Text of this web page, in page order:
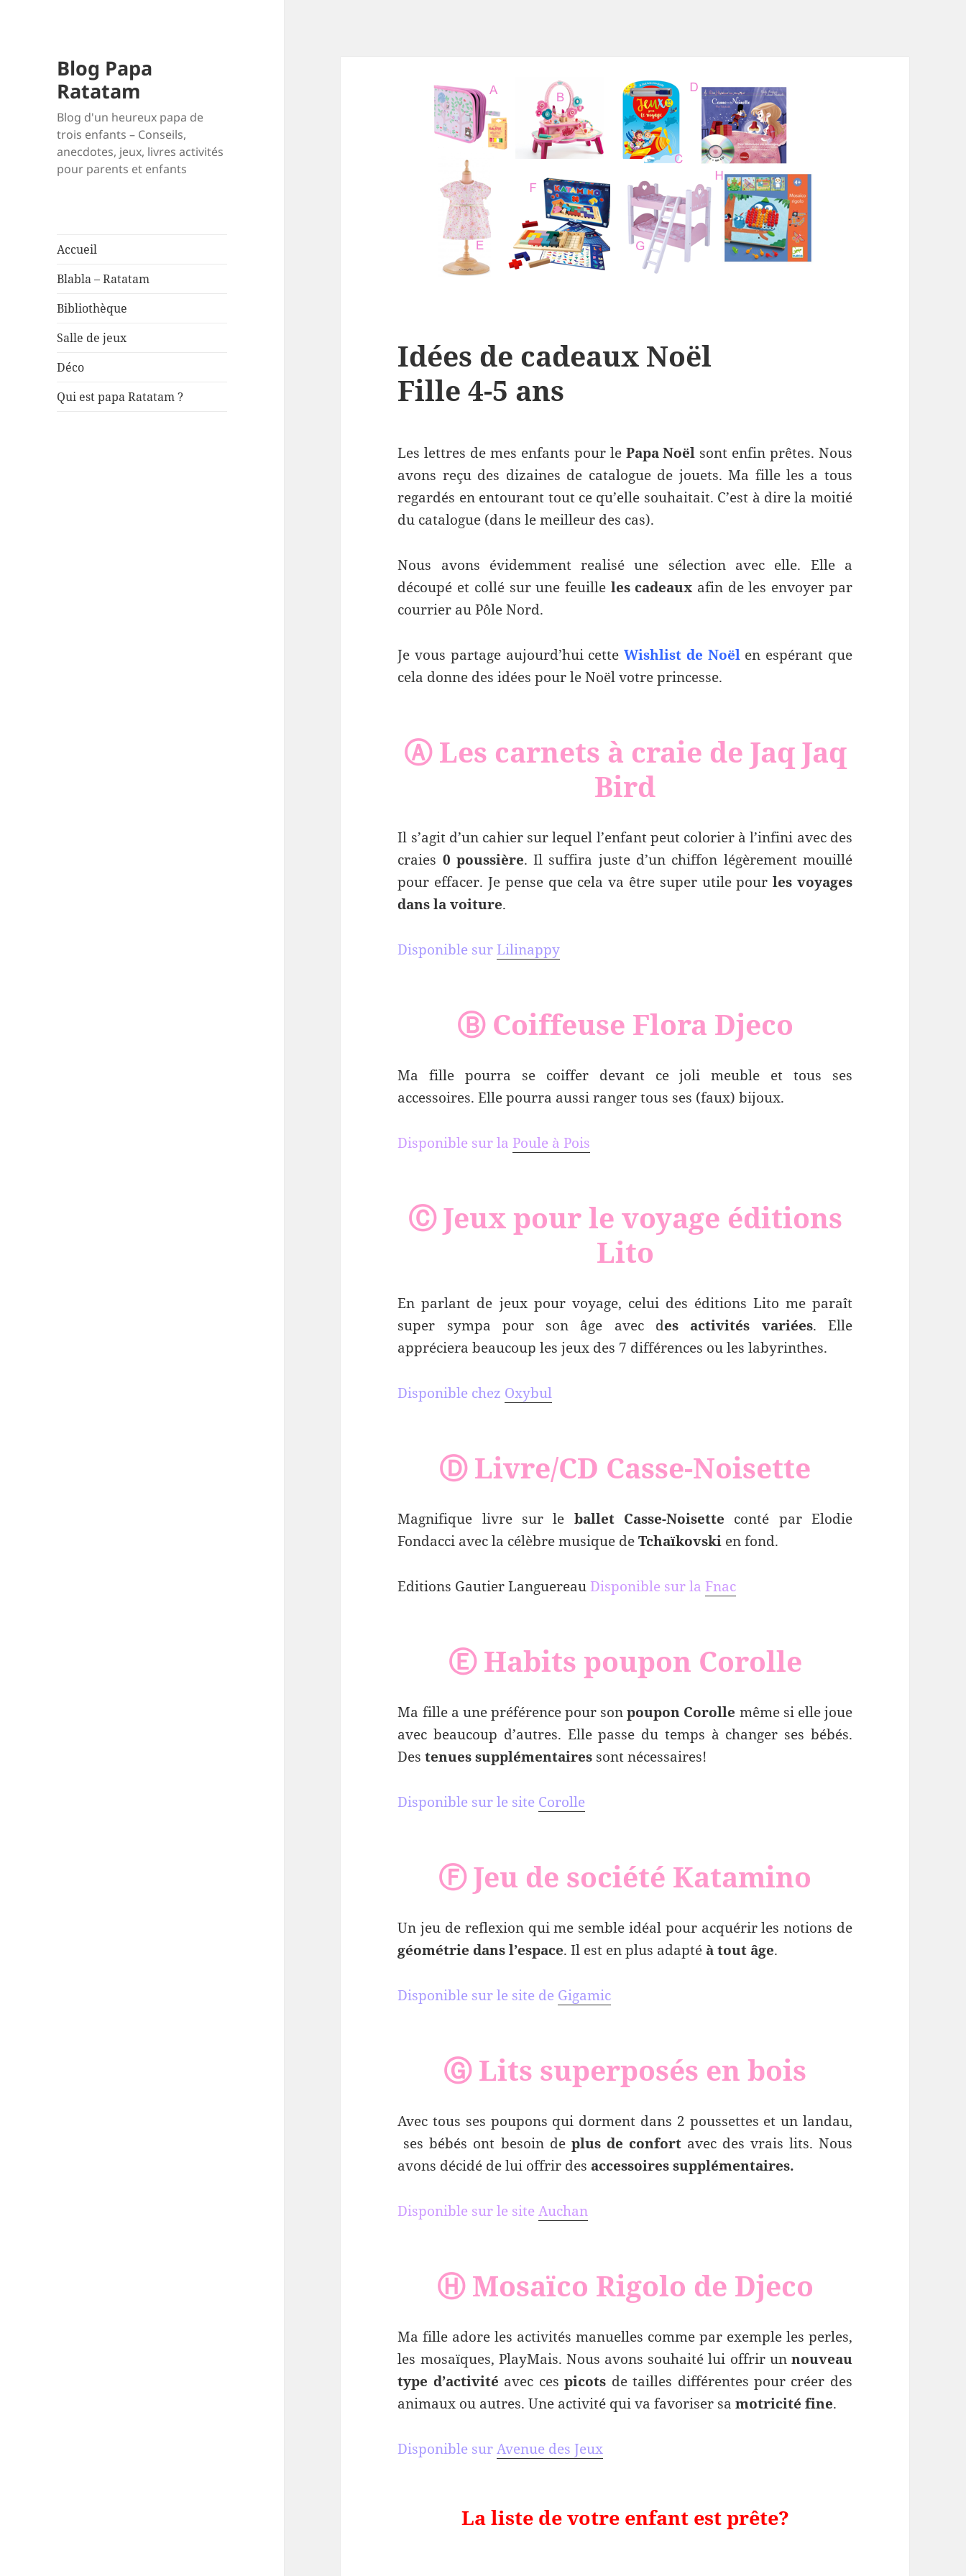
Blog Papa
Ratatam
Blog d'un heureux papa de
trois enfants – Conseils,
anecdotes, jeux, livres activités
pour parents et enfants
Accueil
Blabla – Ratatam
Bibliothèque
Salle de jeux
Déco
Qui est papa Ratatam ?
Idées de cadeaux Noël
Fille 4-5 ans
Les lettres de mes enfants pour le Papa Noël sont enfin prêtes. Nous
avons reçu des dizaines de catalogue de jouets. Ma fille les a tous
regardés en entourant tout ce qu’elle souhaitait. C’est à dire la moitié
du catalogue (dans le meilleur des cas).
Nous avons évidemment realisé une sélection avec elle. Elle a
découpé et collé sur une feuille les cadeauxafin de les envoyer par
courrier au Pôle Nord.
Je vous partage aujourd’hui cetteWishlist de Noëlen espérant que
cela donne des idées pour le Noël votre princesse.
Ⓐ Les carnets à craie de Jaq Jaq
Bird
Il s’agit d’un cahier sur lequel l’enfant peut colorier à l’infini avec des
craies 0 poussière. Il suffira juste d’un chiffon légèrement mouillé
pour effacer. Je pense que cela va être super utile pourles voyages
dans la voiture.
Disponible sur Lilinappy
Ⓑ Coiffeuse Flora Djeco
Ma fille pourra se coiffer devant ce joli meuble et tous ses
accessoires. Elle pourra aussi ranger tous ses (faux) bijoux.
Disponible sur la Poule à Pois
Ⓒ Jeux pour le voyage éditions
Lito
En parlant de jeux pour voyage, celui des éditions Lito me paraît
super sympa pour son âge avec des activités variées. Elle
appréciera beaucoup les jeux des 7 différences ou les labyrinthes.
Disponible chez Oxybul
Ⓓ Livre/CD Casse-Noisette
Magnifique livre sur le ballet Casse-Noisette conté par Elodie
Fondacci avec la célèbre musique deTchaïkovski en fond.
Editions Gautier Languereau Disponible sur la Fnac
Ⓔ Habits poupon Corolle
Ma fille a une préférence pour sonpoupon Corolle même si elle joue
avec beaucoup d’autres. Elle passe du temps à changer ses bébés.
Destenues supplémentaires sont nécessaires!
Disponible sur le site Corolle
Ⓕ Jeu de société Katamino
Un jeu de reflexion qui me semble idéal pour acquérir les notions de
géométrie dans l’espace. Il est en plus adapté à tout âge.
Disponible sur le site de Gigamic
Ⓖ Lits superposés en bois
Avec tous ses poupons qui dorment dans 2 poussettes et un landau,
ses bébés ont besoin de plus de confortavec des vrais lits. Nous
avons décidé de lui offrir des accessoires supplémentaires.
Disponible sur le siteAuchan
Ⓗ Mosaïco Rigolo de Djeco
Ma fille adore les activités manuelles comme par exemple les perles,
les mosaïques, PlayMais. Nous avons souhaité lui offrir un nouveau
type d’activité avec cespicots de tailles différentes pour créer des
animaux ou autres. Une activité qui va favoriser samotricité fine.
Disponible surAvenue des Jeux
La liste de votre enfant est prête?